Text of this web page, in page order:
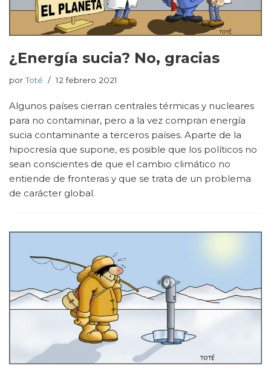
¿Energía sucia? No, gracias
porToté 12 febrero 2021
Algunos países cierran centrales térmicas y nucleares
para no contaminar, pero a la vez compran energía
sucia contaminante a terceros países. Aparte de la
hipocresía que supone, es posible que los políticos no
sean conscientes de que el cambio climático no
entiende de fronteras y que se trata de un problema
de carácter global.